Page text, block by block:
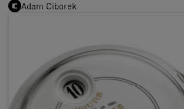
Adam Ciborek